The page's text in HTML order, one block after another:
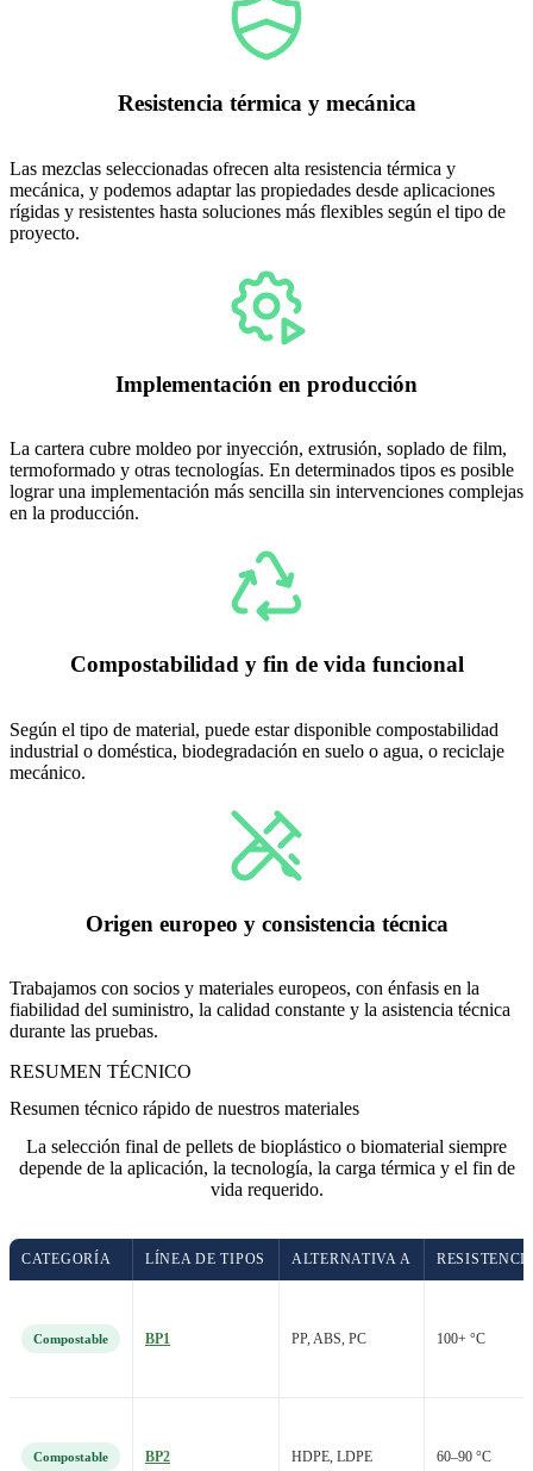
Resistencia térmica y mecánica
Las mezclas seleccionadas ofrecen alta resistencia térmica y
mecánica, y podemos adaptar las propiedades desde aplicaciones
rígidas y resistentes hasta soluciones más flexibles según el tipo de
proyecto.
Implementación en producción
La cartera cubre moldeo por inyección, extrusión, soplado de film,
termoformado y otras tecnologías. En determinados tipos es posible
lograr una implementación más sencilla sin intervenciones complejas
en la producción.
Compostabilidad y fin de vida funcional
Según el tipo de material, puede estar disponible compostabilidad
industrial o doméstica, biodegradación en suelo o agua, o reciclaje
mecánico.
Origen europeo y consistencia técnica
Trabajamos con socios y materiales europeos, con énfasis en la
fiabilidad del suministro, la calidad constante y la asistencia técnica
durante las pruebas.
RESUMEN TÉCNICO
Resumen técnico rápido de nuestros materiales
La selección final de pellets de bioplástico o biomaterial siempre
depende de la aplicación, la tecnología, la carga térmica y el fin de
vida requerido.
CATEGORÍA LÍNEA DE TIPOS ALTERNATIVA A
Compostable BP1 PP, ABS, PC 100+ °C
Compostable BP2 HDPE, LDPE 60–90 °C